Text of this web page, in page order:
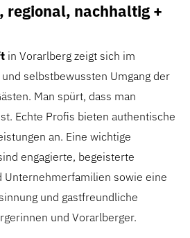
regional, nachhaltig +
in Vorarlberg zeigt sich im
selbstbewussten Umgang der
Man spürt, dass man
Echte Profis bieten authentische
an. Eine wichtige
engagierte, begeisterte
Unternehmerfamilien sowie eine
und gastfreundliche
und Vorarlberger.